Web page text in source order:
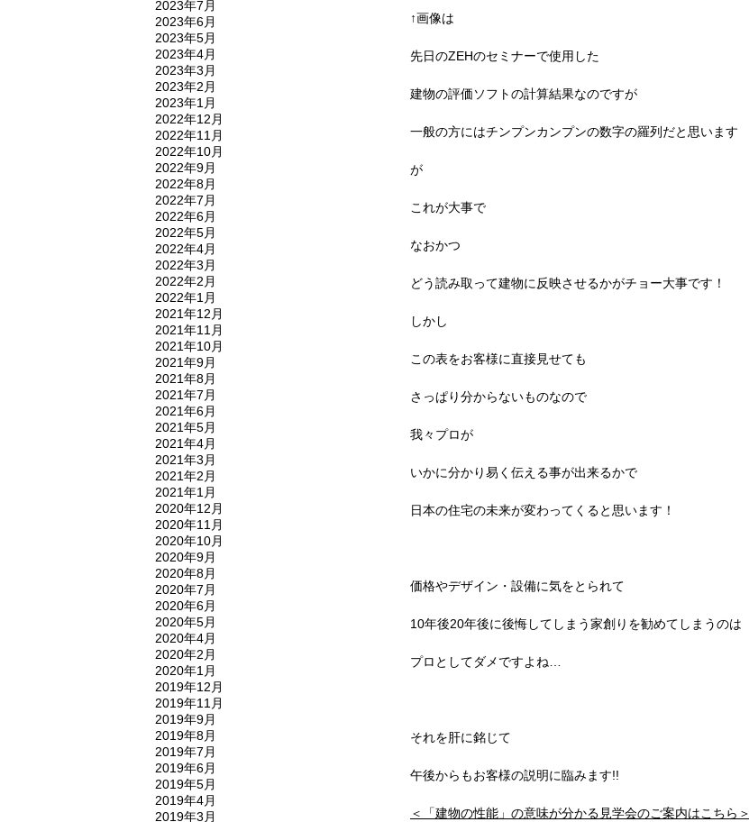
↑画像は
先日のZEHのセミナーで使用した
建物の評価ソフトの計算結果なのですが
一般の方にはチンプンカンプンの数字の羅列だと思います
が
これが大事で
なおかつ
どう読み取って建物に反映させるかがチョー大事です！
しかし
この表をお客様に直接見せても
さっぱり分からないものなので
我々プロが
いかに分かり易く伝える事が出来るかで
日本の住宅の未来が変わってくると思います！
価格やデザイン・設備に気をとられて
10年後20年後に後悔してしまう家創りを勧めてしまうのは
プロとしてダメですよね…
それを肝に銘じて
午後からもお客様の説明に臨みます!!
＜「建物の性能」の意味が分かる見学会のご案内はこちら＞
2023年7月
2023年6月
2023年5月
2023年4月
2023年3月
2023年2月
2023年1月
2022年12月
2022年11月
2022年10月
2022年9月
2022年8月
2022年7月
2022年6月
2022年5月
2022年4月
2022年3月
2022年2月
2022年1月
2021年12月
2021年11月
2021年10月
2021年9月
2021年8月
2021年7月
2021年6月
2021年5月
2021年4月
2021年3月
2021年2月
2021年1月
2020年12月
2020年11月
2020年10月
2020年9月
2020年8月
2020年7月
2020年6月
2020年5月
2020年4月
2020年2月
2020年1月
2019年12月
2019年11月
2019年9月
2019年8月
2019年7月
2019年6月
2019年5月
2019年4月
2019年3月